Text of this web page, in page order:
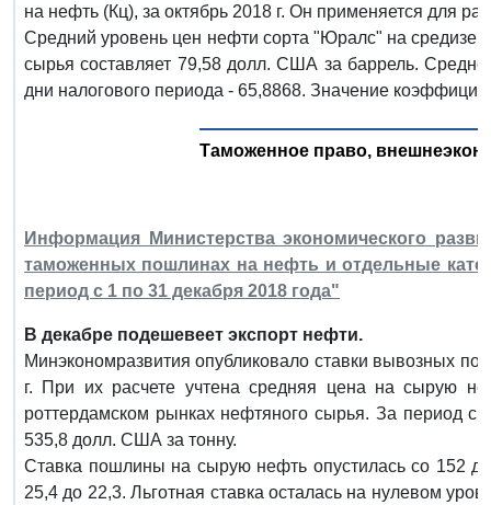
на нефть (Кц), за октябрь 2018 г. Он применяется для
Средний уровень цен нефти сорта "Юралс" на
сырья составляет 79,58 долл. США за баррель.
дни налогового периода - 65,8868. Значение
Таможенное право,
Информация Министерства экономического
таможенных пошлинах на нефть и отдельные
период с 1 по 31 декабря 2018 года"
В декабре подешевеет экспорт нефти.
Минэкономразвития опубликовало ставки вывозных
г. При их расчете учтена средняя цена на сырую
роттердамском рынках нефтяного сырья. За период с
535,8 долл. США за тонну.
Ставка пошлины на сырую нефть опустилась со 152
25,4 до 22,3. Льготная ставка осталась на нулевом